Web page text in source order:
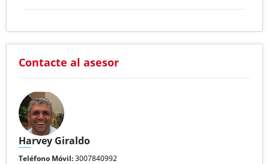
Contacte al asesor
Harvey Giraldo
Teléfono Móvil:3007840992